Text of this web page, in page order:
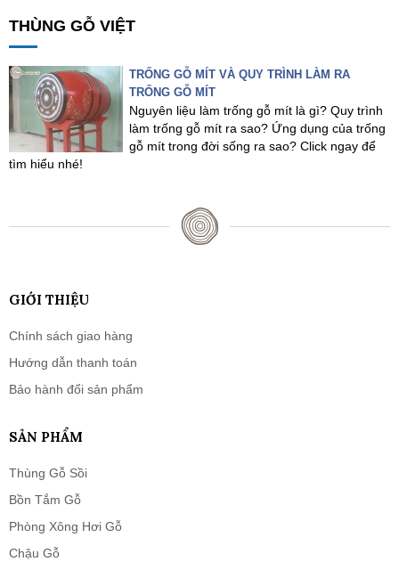
THÙNG GỖ VIỆT
TRỐNG GỖ MÍT VÀ QUY TRÌNH LÀM RA
TRỐNG GỖ MÍT
Nguyên liệu làm trống gỗ mít là gì? Quy trình
làm trống gỗ mít ra sao? Ứng dụng của trống
gỗ mít trong đời sống ra sao? Click ngay để
tìm hiểu nhé!
GIỚI THIỆU
Chính sách giao hàng
Hướng dẫn thanh toán
Bảo hành đổi sản phẩm
SẢN PHẨM
Thùng Gỗ Sồi
Bồn Tắm Gỗ
Phòng Xông Hơi Gỗ
Chậu Gỗ